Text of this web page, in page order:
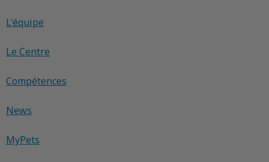
L'équipe
Le Centre
Compétences
News
MyPets